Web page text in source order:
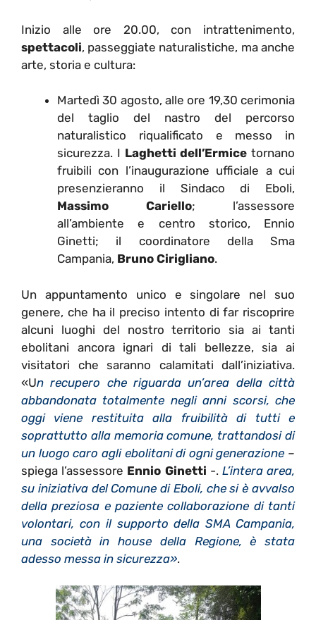
Inizio alle ore 20.00, con intrattenimento,
spettacoli, passeggiate naturalistiche, ma anche
arte, storia e cultura:
Martedì 30 agosto, alle ore 19,30 cerimonia
del taglio del nastro del percorso
naturalistico riqualificato e messo in
sicurezza. I Laghetti dell’Ermice tornano
fruibili con l’inaugurazione ufficiale a cui
presenzieranno il Sindaco di Eboli,
Massimo Cariello; l’assessore
all’ambiente e centro storico, Ennio
Ginetti; il coordinatore della Sma
Campania, Bruno Cirigliano.
Un appuntamento unico e singolare nel suo
genere, che ha il preciso intento di far riscoprire
alcuni luoghi del nostro territorio sia ai tanti
ebolitani ancora ignari di tali bellezze, sia ai
visitatori che saranno calamitati dall’iniziativa.
«Un recupero che riguarda un’area della città
abbandonata totalmente negli anni scorsi, che
oggi viene restituita alla fruibilità di tutti e
soprattutto alla memoria comune, trattandosi di
un luogo caro agli ebolitani di ogni generazione –
spiega l’assessore Ennio Ginetti -. L’intera area,
su iniziativa del Comune di Eboli, che si è avvalso
della preziosa e paziente collaborazione di tanti
volontari, con il supporto della SMA Campania,
una società in house della Regione, è stata
adesso messa in sicurezza».